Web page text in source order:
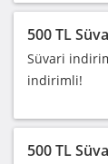
500 TL
Süvari
indirimli!
500 TL